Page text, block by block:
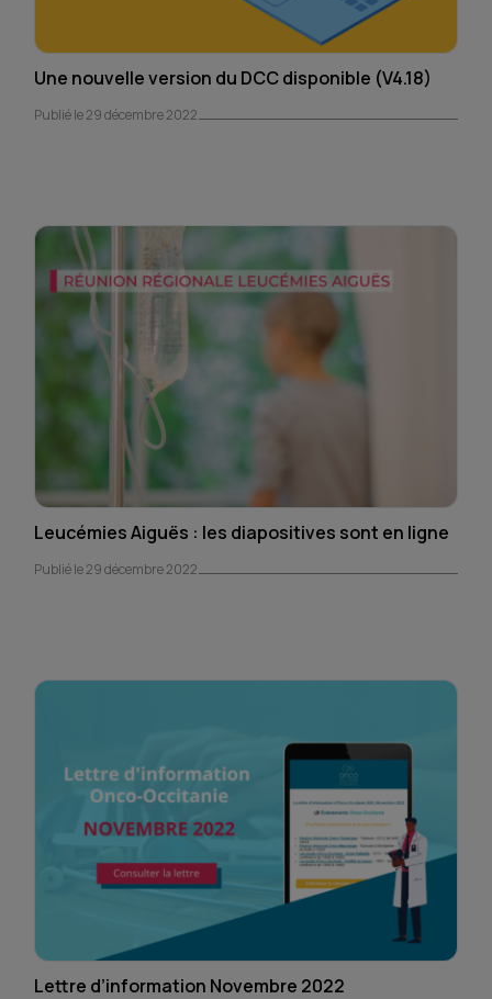
Une nouvelle version du DCC disponible (V4.18)
Publié le 29 décembre 2022
Leucémies Aiguës : les diapositives sont en ligne
Publié le 29 décembre 2022
Lettre d’information Novembre 2022